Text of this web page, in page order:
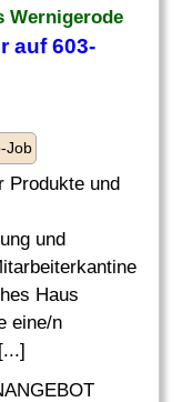
Wernigerode
auf 603-
Job
Produkte und
und
Haus
eine/n